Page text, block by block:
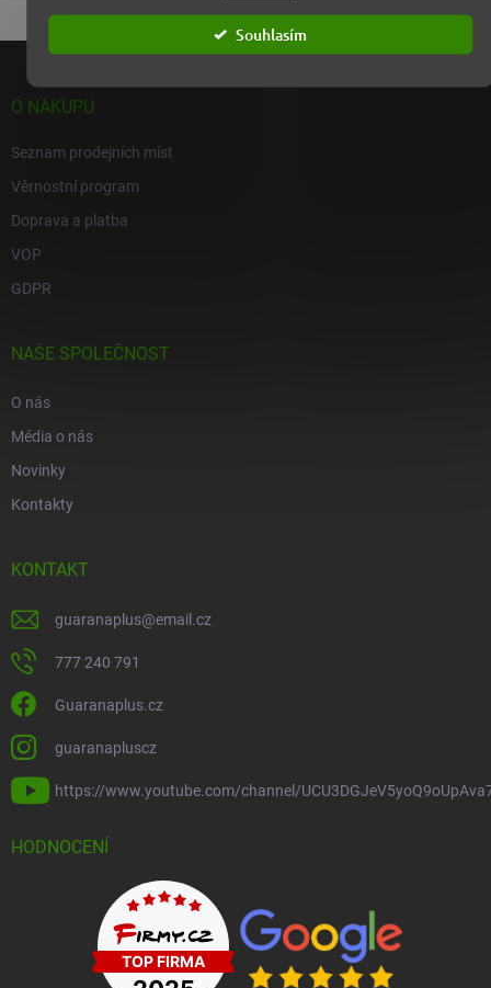
Souhlasím
O NÁKUPU
Seznam prodejních míst
Věrnostní program
Doprava a platba
VOP
GDPR
NAŠE SPOLEČNOST
O nás
Média o nás
Novinky
Kontakty
KONTAKT
guaranaplus@email.cz
777 240 791
Guaranaplus.cz
guaranapluscz
https://www.youtube.com/channel/
HODNOCENÍ